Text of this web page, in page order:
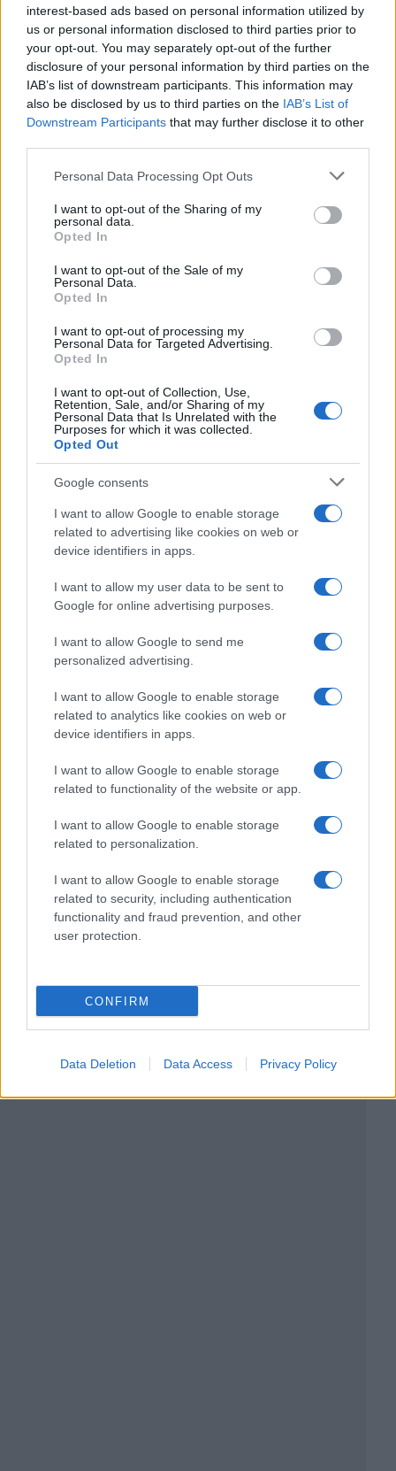
interest-based ads based on personal information utilized by
us or personal information disclosed to third parties prior to
your opt-out. You may separately opt-out of the further
disclosure of your personal information by third parties on the
IAB’s list of downstream participants. This information may
also be disclosed by us to third parties on the IAB’s List of
Downstream Participants that may further disclose it to other
Please note that this website/app uses one or more Google
not limited to your visit or usage behaviour. You may click to
grant or deny consent to Google and its third-party tags to
use your data for below specified purposes in below Google
consent section.
Personal Data Processing Opt Outs
I want to opt-out of the Sharing of my
personal data.
Opted In
I want to opt-out of the Sale of my
Personal Data.
Opted In
I want to opt-out of processing my
Personal Data for Targeted Advertising.
Opted In
I want to opt-out of Collection, Use,
Retention, Sale, and/or Sharing of my
Personal Data that Is Unrelated with the
Purposes for which it was collected.
Opted Out
Google consents
I want to allow Google to enable storage
related to advertising like cookies on web or
device identifiers in apps.
I want to allow my user data to be sent to
Google for online advertising purposes.
I want to allow Google to send me
personalized advertising.
I want to allow Google to enable storage
related to analytics like cookies on web or
device identifiers in apps.
I want to allow Google to enable storage
related to functionality of the website or app.
I want to allow Google to enable storage
related to personalization.
I want to allow Google to enable storage
related to security, including authentication
functionality and fraud prevention, and other
user protection.
CONFIRM
Data Deletion Data Access Privacy Policy